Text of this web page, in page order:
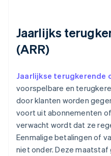
Jaarlijks
(ARR)
Jaarlijkse terugkerende
voorspelbare en
door klanten worden
voort uit abonnementen
verwacht wordt dat ze
Eenmalige betalingen of
niet onder. Deze